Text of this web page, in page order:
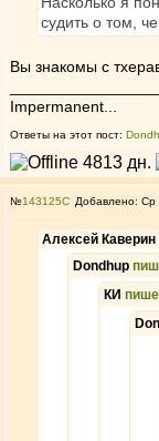
судить о том,
Вы знакомы с
Impermanent...
Ответы на этот пост:
№143125 Добавлено: Ср
Алексей Каверин
Dondhup
КИ